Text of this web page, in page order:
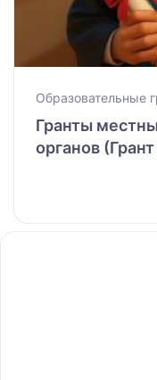
Образовательные
Гранты
органов